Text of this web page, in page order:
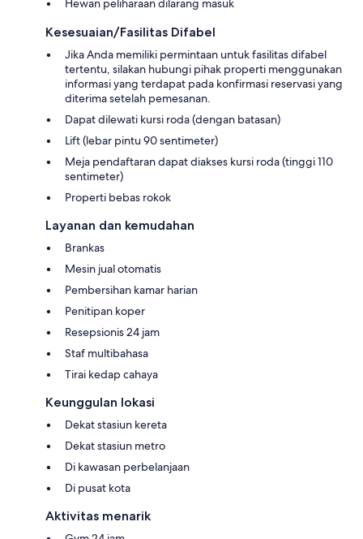
Kesesuaian/Fasilitas Difabel
Jika Anda memiliki permintaan untuk fasilitas difabel
tertentu, silakan hubungi pihak properti menggunakan
informasi yang terdapat pada konfirmasi reservasi yang
diterima setelah pemesanan.
Dapat dilewati kursi roda (dengan batasan)
Lift (lebar pintu 90 sentimeter)
Meja pendaftaran dapat diakses kursi roda (tinggi 110
sentimeter)
Properti bebas rokok
Layanan dan kemudahan
Brankas
Mesin jual otomatis
Pembersihan kamar harian
Penitipan koper
Resepsionis 24 jam
Staf multibahasa
Tirai kedap cahaya
Keunggulan lokasi
Dekat stasiun kereta
Dekat stasiun metro
Di kawasan perbelanjaan
Di pusat kota
Aktivitas menarik